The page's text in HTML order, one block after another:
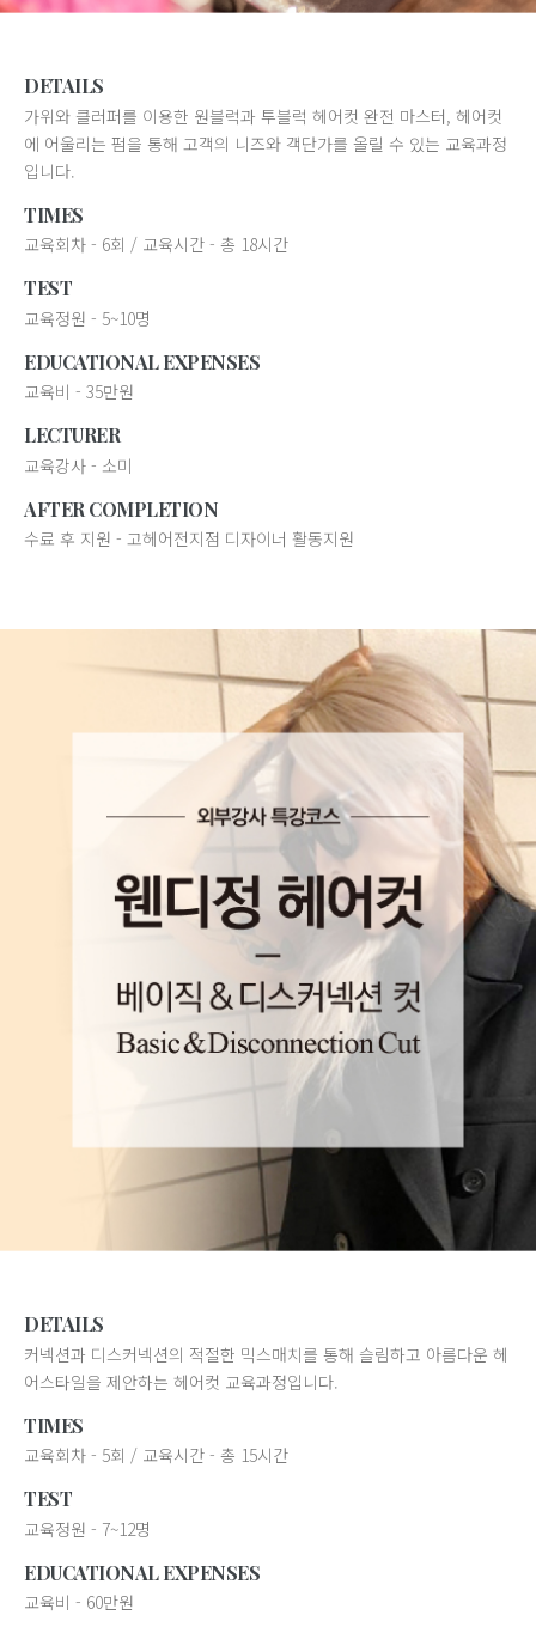
DETAILS
가위와 클러퍼를 이용한 원블럭과 투블럭 헤어컷 완전 마스터, 헤어컷
에 어울리는 펌을 통해 고객의 니즈와 객단가를 올릴 수 있는 교육과정
입니다.
TIMES
교육회차 - 6회 / 교육시간 - 총 18시간
TEST
교육정원 - 5~10명
EDUCATIONAL EXPENSES
교육비 - 35만원
LECTURER
교육강사 - 소미
AFTER COMPLETION
수료 후 지원 - 고헤어전지점 디자이너 활동지원
DETAILS
커넥션과 디스커넥션의 적절한 믹스매치를 통해 슬림하고 아름다운 헤
어스타일을 제안하는 헤어컷 교육과정입니다.
TIMES
교육회차 - 5회 / 교육시간 - 총 15시간
TEST
교육정원 - 7~12명
EDUCATIONAL EXPENSES
교육비 - 60만원